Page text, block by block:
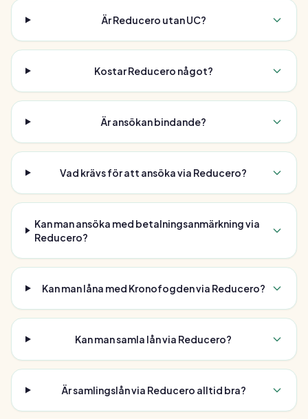
Är Reducero utan UC?
Kostar Reducero något?
Är ansökan bindande?
Vad krävs för att ansöka via Reducero?
Kan man ansöka med betalningsanmärkning via
Reducero?
Kan man låna med Kronofogden via Reducero?
Kan man samla lån via Reducero?
Är samlingslån via Reducero alltid bra?